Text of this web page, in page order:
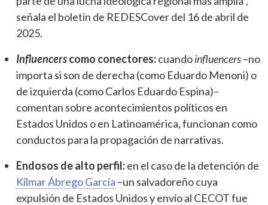
señala el boletín de REDESCover del 16 de abril de
2025.
Influencerscomo conectores:cuandoinfluencers–no
importa si son de derecha (como Eduardo Menoni) o
de izquierda (como Carlos Eduardo Espina)–
comentan sobre acontecimientos políticos en
Estados Unidos o en Latinoamérica, funcionan como
conductos para la propagación de narrativas.
Endosos de alto perfil:en el caso de la detención de
Kílmar Ábrego García –un salvadoreño cuya
expulsión de Estados Unidos y envío al CECOT fue